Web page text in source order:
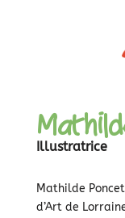
Illustratrice
Mathilde
d’Art de